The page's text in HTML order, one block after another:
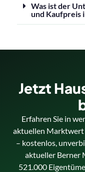
Was ist der
und Kaufpreis
Jetzt
Erfahren Sie in
aktuellen Marktwert
– kostenlos,
aktueller Berner
521.000